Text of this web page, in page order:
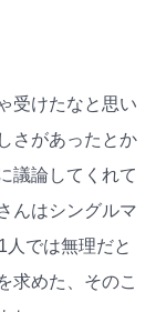
受けたなと思い
さがあったとか
議論してくれて
んはシングルマ
では無理だと
求めた、そのこ